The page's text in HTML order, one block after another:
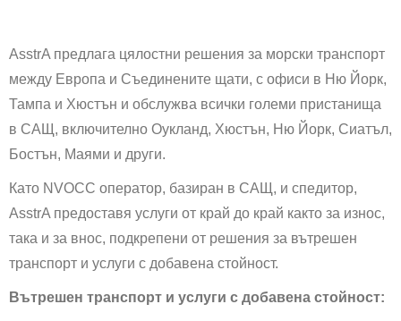
AsstrA предлага цялостни решения за морски транспорт
между Европа и Съединените щати, с офиси в Ню Йорк,
Тампа и Хюстън и обслужва всички големи пристанища
в САЩ, включително Оукланд, Хюстън, Ню Йорк, Сиатъл,
Бостън, Маями и други.
Като NVOCC оператор, базиран в САЩ, и спедитор,
AsstrA предоставя услуги от край до край както за износ,
така и за внос, подкрепени от решения за вътрешен
транспорт и услуги с добавена стойност.
Вътрешен транспорт и услуги с добавена стойност: